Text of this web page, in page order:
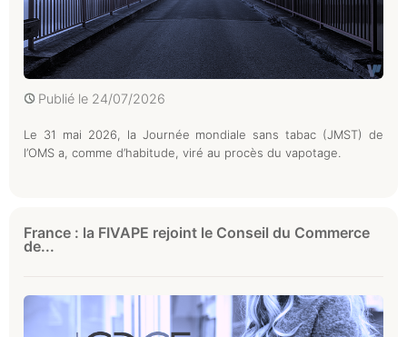
Publié le 24/07/2026
Le 31 mai 2026, la Journée mondiale sans tabac (JMST) de
l’OMS a, comme d’habitude, viré au procès du vapotage.
France : la FIVAPE rejoint le Conseil du Commerce
de...